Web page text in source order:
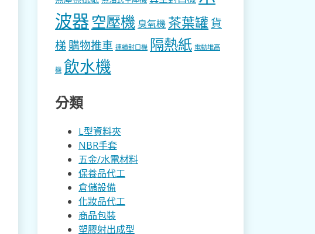
波器 空壓機 臭氧機 茶葉罐 貨
梯 購物推車 連續封口機 隔熱紙 電動堆高
機 飲水機
分類
L型資料夾
NBR手套
五金/水電材料
保養品代工
倉儲設備
化妝品代工
商品包裝
塑膠射出成型